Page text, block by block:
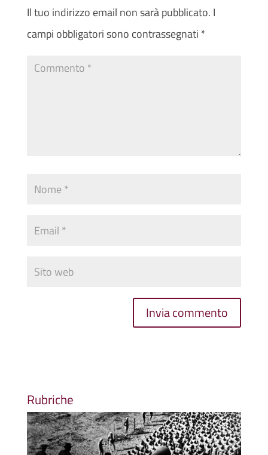
Il tuo indirizzo email non sarà pubblicato. I
campi obbligatori sono contrassegnati *
Rubriche